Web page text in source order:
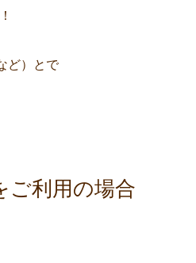
ど）とで
ご利用の場合